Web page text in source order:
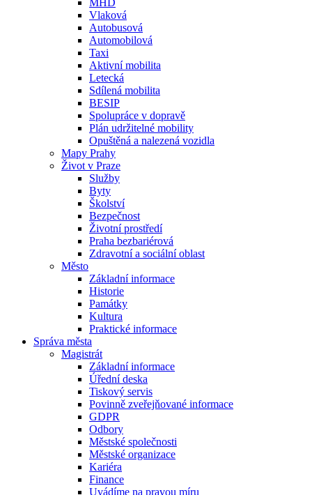
MHD
Vlaková
Autobusová
Automobilová
Taxi
Aktivní mobilita
Letecká
Sdílená mobilita
BESIP
Spolupráce v dopravě
Plán udržitelné mobility
Opuštěná a nalezená vozidla
Mapy Prahy
Život v Praze
Služby
Byty
Školství
Bezpečnost
Životní prostředí
Praha bezbariérová
Zdravotní a sociální oblast
Město
Základní informace
Historie
Památky
Kultura
Praktické informace
Správa města
Magistrát
Základní informace
Úřední deska
Tiskový servis
Povinně zveřejňované informace
GDPR
Odbory
Městské společnosti
Městské organizace
Kariéra
Finance
Uvádíme na pravou míru